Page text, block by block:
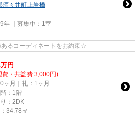
酒々井町 上岩橋
年 ｜募集中： 1室
るコーディネートをお約束☆
万円
費・共益費 3,000円)
ヶ月｜礼：1ヶ月
：1階
：2DK
34.78㎡